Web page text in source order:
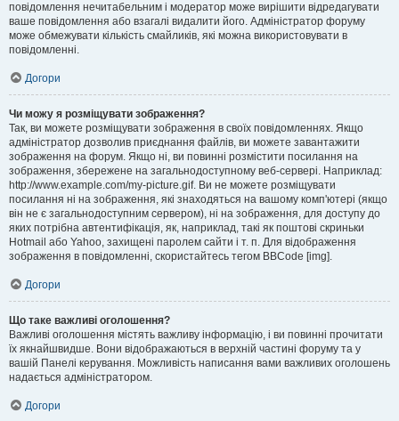
повідомлення нечитабельним і модератор може вирішити відредагувати
ваше повідомлення або взагалі видалити його. Адміністратор форуму
може обмежувати кількість смайликів, які можна використовувати в
повідомленні.
Догори
Чи можу я розміщувати зображення?
Так, ви можете розміщувати зображення в своїх повідомленнях. Якщо
адміністратор дозволив приєднання файлів, ви можете завантажити
зображення на форум. Якщо ні, ви повинні розмістити посилання на
зображення, збережене на загальнодоступному веб-сервері. Наприклад:
http://www.example.com/my-picture.gif. Ви не можете розміщувати
посилання ні на зображення, які знаходяться на вашому комп'ютері (якщо
він не є загальнодоступним сервером), ні на зображення, для доступу до
яких потрібна автентифікація, як, наприклад, такі як поштові скриньки
Hotmail або Yahoo, захищені паролем сайти і т. п. Для відображення
зображення в повідомленні, скористайтесь тегом BBCode [img].
Догори
Що таке важливі оголошення?
Важливі оголошення містять важливу інформацію, і ви повинні прочитати
їх якнайшвидше. Вони відображаються в верхній частині форуму та у
вашій Панелі керування. Можливість написання вами важливих оголошень
надається адміністратором.
Догори